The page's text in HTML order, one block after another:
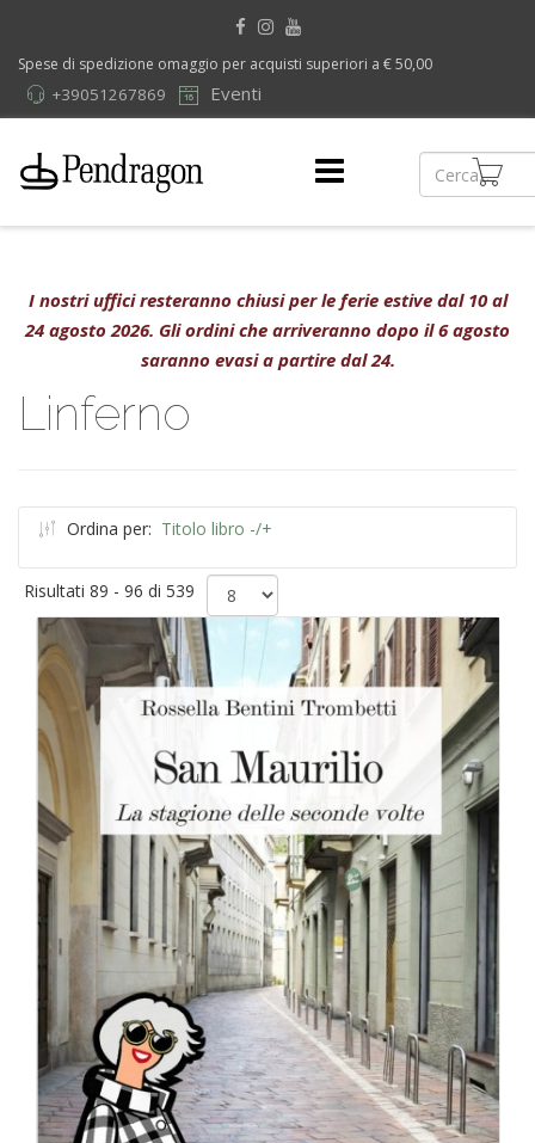
Spese di spedizione omaggio per acquisti superiori a € 50,00
Eventi
+39051267869
I nostri uffici resteranno chiusi per le ferie estive dal 10 al
24 agosto 2026. Gli ordini che arriveranno dopo il 6 agosto
saranno evasi a partire dal 24.
Linferno
Ordina per: Titolo libro -/+
Risultati 89 - 96 di 539